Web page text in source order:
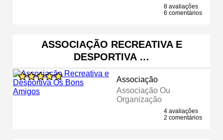
8 avaliações
6 comentários
ASSOCIAÇÃO RECREATIVA E
DESPORTIVA …
Associação
Associação Ou
Organização
4 avaliações
2 comentários